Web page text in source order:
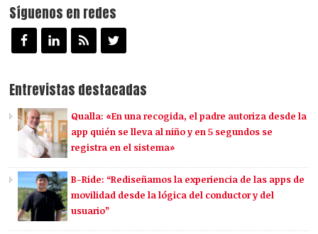
Síguenos en redes
Entrevistas destacadas
Qualla: «En una recogida, el padre autoriza desde la
app quién se lleva al niño y en 5 segundos se
registra en el sistema»
B-Ride: “Rediseñamos la experiencia de las apps de
movilidad desde la lógica del conductor y del
usuario”